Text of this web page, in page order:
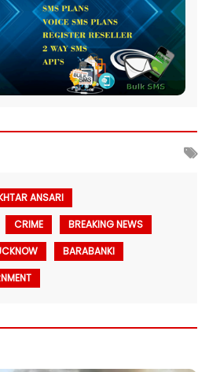
ANSARI
CRIME
BREAKING NEWS
BARABANKI